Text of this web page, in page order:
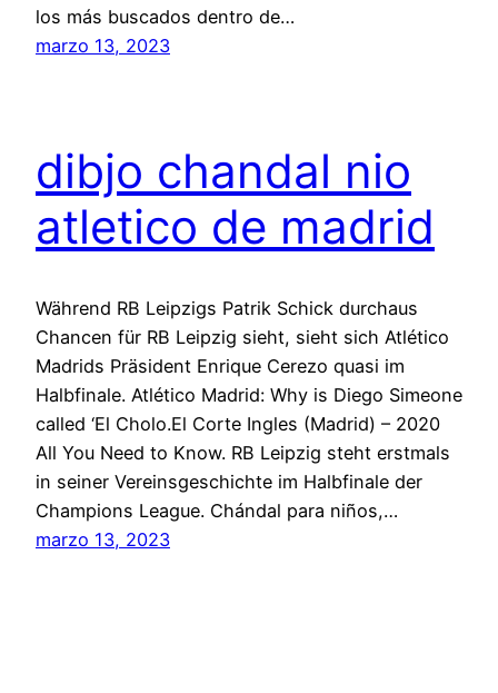
los más buscados dentro de…
marzo 13, 2023
dibjo chandal nio
atletico de madrid
Während RB Leipzigs Patrik Schick durchaus
Chancen für RB Leipzig sieht, sieht sich Atlético
Madrids Präsident Enrique Cerezo quasi im
Halbfinale. Atlético Madrid: Why is Diego Simeone
called ‘El Cholo.El Corte Ingles (Madrid) – 2020
All You Need to Know. RB Leipzig steht erstmals
in seiner Vereinsgeschichte im Halbfinale der
Champions League. Chándal para niños,…
marzo 13, 2023